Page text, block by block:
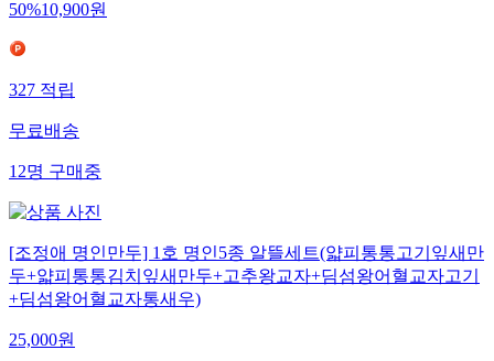
50%10,900원
327적립
무료배송
12명구매중
[조정애 명인만두] 1호 명인5종 알뜰세트(얇피통통고기잎새만
두+얇피통통김치잎새만두+고추왕교자+딤섬왕어혈교자고기
+딤섬왕어혈교자통새우)
25,000원